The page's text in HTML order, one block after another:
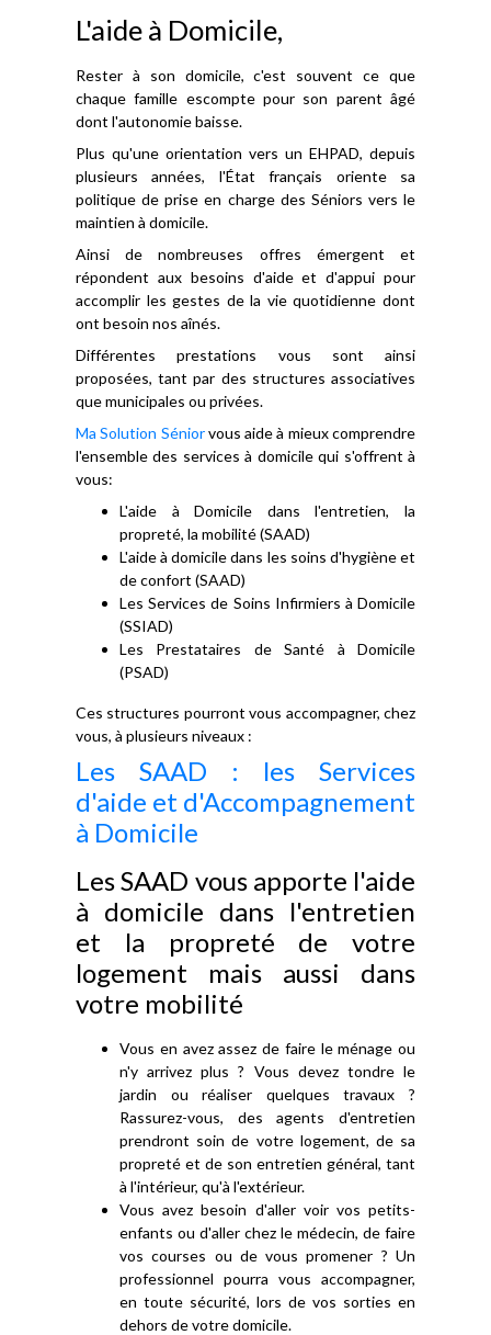
L'aide à Domicile,
Rester à son domicile, c'est souvent ce que
chaque famille escompte pour son parent âgé
dont l'autonomie baisse.
Plus qu'une orientation vers un EHPAD, depuis
plusieurs années, l'État français oriente sa
politique de prise en charge des Séniors vers le
maintien à domicile.
Ainsi de nombreuses offres émergent et
répondent aux besoins d'aide et d'appui pour
accomplir les gestes de la vie quotidienne dont
ont besoin nos aînés.
Différentes prestations vous sont ainsi
proposées, tant par des structures associatives
que municipales ou privées.
Ma Solution Séniorvous aide à mieux comprendre
l'ensemble des services à domicile qui s'offrent à
vous:
L'aide à Domicile dans l'entretien, la
propreté, la mobilité (SAAD)
L'aide à domicile dans les soins d'hygiène et
de confort (SAAD)
Les Services de Soins Infirmiers à Domicile
(SSIAD)
Les Prestataires de Santé à Domicile
(PSAD)
Ces structures pourront vous accompagner, chez
vous, à plusieurs niveaux :
Les SAAD : les Services
d'aide et d'Accompagnement
à Domicile
Les SAAD vous apporte l'aide
à domicile dans l'entretien
et la propreté de votre
logement mais aussi dans
votre mobilité
Vous en avez assez de faire le ménage ou
n'y arrivez plus ? Vous devez tondre le
jardin ou réaliser quelques travaux ?
Rassurez-vous, des agents d'entretien
prendront soin de votre logement, de sa
propreté et de son entretien général, tant
à l'intérieur, qu'à l'extérieur.
Vous avez besoin d'aller voir vos petits-
enfants ou d'aller chez le médecin, de faire
vos courses ou de vous promener ? Un
professionnel pourra vous accompagner,
en toute sécurité, lors de vos sorties en
dehors de votre domicile.